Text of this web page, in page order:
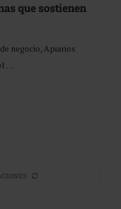
que sostienen
negocio, Apiarios
…